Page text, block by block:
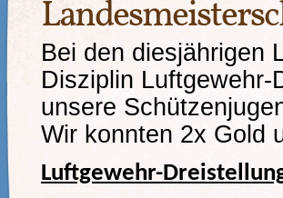
Bei den diesjährigen
Disziplin
unsere
Wir konnten 2x Gold
Luftgewehr-